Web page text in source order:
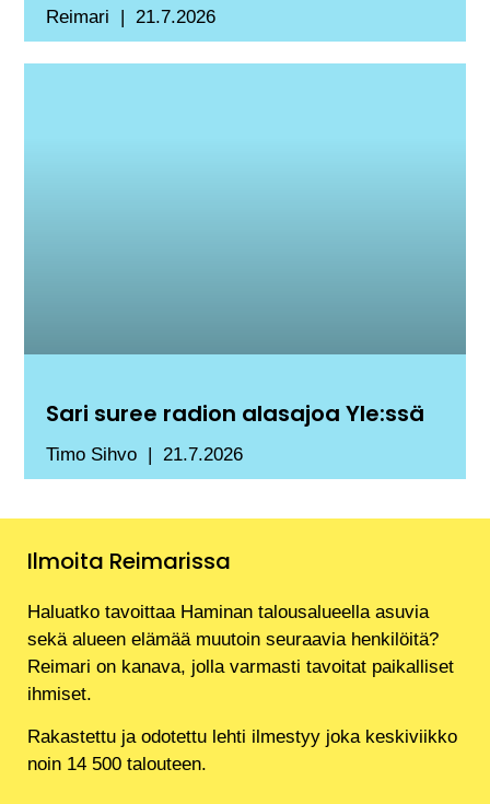
Reimari 21.7.2026
Sari suree radion alasajoa Yle:ssä
Timo Sihvo 21.7.2026
Ilmoita Reimarissa
Haluatko tavoittaa Haminan talousalueella asuvia
sekä alueen elämää muutoin seuraavia henkilöitä?
Reimari on kanava, jolla varmasti tavoitat paikalliset
ihmiset.
Rakastettu ja odotettu lehti ilmestyy joka keskiviikko
noin 14 500 talouteen.